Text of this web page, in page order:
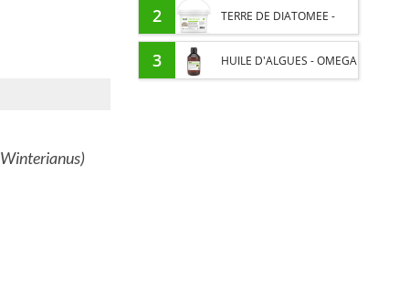
Winterianus)
PROBIOTIQUE CHEVAL -
FLORE INTESTINALE ET
DIGESTION
2 TERRE DE DIATOMEE -
PARASITES EXTERNES
3 HUILE D'ALGUES - OMEGA